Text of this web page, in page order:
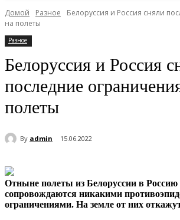
Домой Разное
Белоруссия и Россия сняли
на полеты
Разное
Белоруссия и Россия
последние
полеты
By admin 15.06.2022
Отныне полеты из Белоруссии в Россию
сопровождаются никакими
ограничениями. На земле от них